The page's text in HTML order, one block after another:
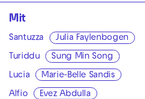
Mit
Santuzza Julia Faylenbogen
Turiddu Sung Min Song
Lucia Marie-Belle Sandis
Alfio Evez Abdulla